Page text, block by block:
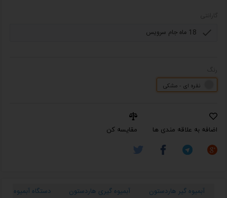
نقره ای - مشکی
اضافه به علاقه مندی ها مقایسه کن
آبمیوه گیر هاردستون آبمیوه گیری هاردستون دستگاه آبمیوه